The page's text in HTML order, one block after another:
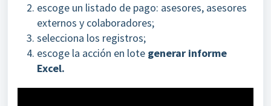
escoge un listado de pago: asesores, asesores
externos y colaboradores;
selecciona los registros;
escoge la acción en lote generar informe
Excel.